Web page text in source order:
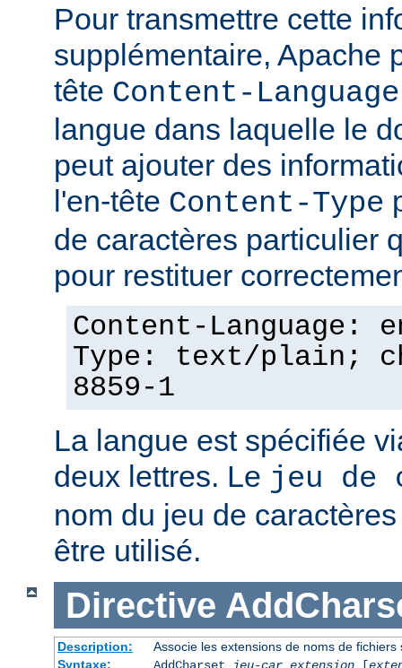
Pour transmettre cette
supplémentaire, Apache
tête Content-Language
langue dans laquelle le
peut ajouter des
l'en-tête Content-Type
de caractères particulier
pour restituer
Content-Language:
Type: text/plain;
8859-1
La langue est spécifiée
deux lettres. Le jeu de
nom du jeu de
être utilisé.
Directive
Description:
Associe les extensions de noms de
Syntaxe: